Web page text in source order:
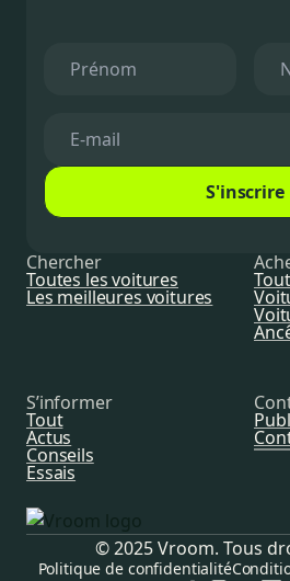
S'inscrire
Chercher
Toutes les voitures
Les meilleures voitures
S’informer
Tout
Actus
Conseils
Essais
© 2025 Vroom. Tous
Politique de confidentialité